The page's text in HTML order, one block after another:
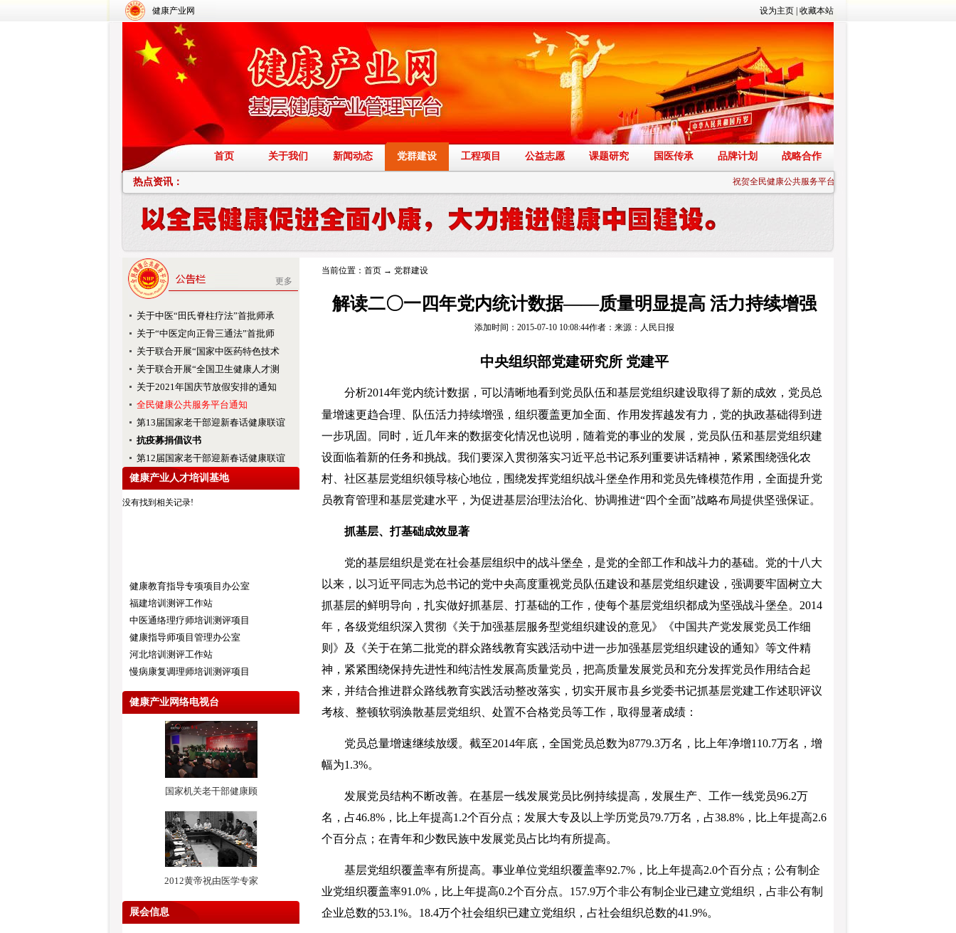
健康产业网 设为主页 收藏本站
首页 关于我们 新闻动态 党群建设 工程项目 公益志愿 课题研究 国医传承 品牌计划 战略合作
热点资讯： 祝贺全民健康公共服务平台正式上线
更多
关于中医“田氏脊柱疗法”首批师承
关于“中医定向正骨三通法”首批师
关于联合开展“国家中医药特色技术
关于联合开展“全国卫生健康人才测
关于2021年国庆节放假安排的通知
全民健康公共服务平台通知
第13届国家老干部迎新春话健康联谊
抗疫募捐倡议书
第12届国家老干部迎新春话健康联谊
健康产业人才培训基地
没有找到相关记录!
健康教育指导专项项目办公室
福建培训测评工作站
中医通络理疗师培训测评项目
健康指导师项目管理办公室
河北培训测评工作站
慢病康复调理师培训测评项目
健康产业网络电视台
国家机关老干部健康顾
2012黄帝祝由医学专家
展会信息
当前位置： 首页 → 党群建设
解读二〇一四年党内统计数据——质量明显提高 活力持续增强
添加时间：2015-07-10 10:08:44作者：来源：人民日报
中央组织部党建研究所 党建平
分析2014年党内统计数据，可以清晰地看到党员队伍和基层党组织建设取得了新的成效，党员总
量增速更趋合理、队伍活力持续增强，组织覆盖更加全面、作用发挥越发有力，党的执政基础得到进
一步巩固。同时，近几年来的数据变化情况也说明，随着党的事业的发展，党员队伍和基层党组织建
设面临着新的任务和挑战。我们要深入贯彻落实习近平总书记系列重要讲话精神，紧紧围绕强化农
村、社区基层党组织领导核心地位，围绕发挥党组织战斗堡垒作用和党员先锋模范作用，全面提升党
员教育管理和基层党建水平，为促进基层治理法治化、协调推进“四个全面”战略布局提供坚强保证。
抓基层、打基础成效显著
党的基层组织是党在社会基层组织中的战斗堡垒，是党的全部工作和战斗力的基础。党的十八大
以来，以习近平同志为总书记的党中央高度重视党员队伍建设和基层党组织建设，强调要牢固树立大
抓基层的鲜明导向，扎实做好抓基层、打基础的工作，使每个基层党组织都成为坚强战斗堡垒。2014
年，各级党组织深入贯彻《关于加强基层服务型党组织建设的意见》《中国共产党发展党员工作细
则》及《关于在第二批党的群众路线教育实践活动中进一步加强基层党组织建设的通知》等文件精
神，紧紧围绕保持先进性和纯洁性发展高质量党员，把高质量发展党员和充分发挥党员作用结合起
来，并结合推进群众路线教育实践活动整改落实，切实开展市县乡党委书记抓基层党建工作述职评议
考核、整顿软弱涣散基层党组织、处置不合格党员等工作，取得显著成绩：
党员总量增速继续放缓。截至2014年底，全国党员总数为8779.3万名，比上年净增110.7万名，增
幅为1.3%。
发展党员结构不断改善。在基层一线发展党员比例持续提高，发展生产、工作一线党员96.2万
名，占46.8%，比上年提高1.2个百分点；发展大专及以上学历党员79.7万名，占38.8%，比上年提高2.6
个百分点；在青年和少数民族中发展党员占比均有所提高。
基层党组织覆盖率有所提高。事业单位党组织覆盖率92.7%，比上年提高2.0个百分点；公有制企
业党组织覆盖率91.0%，比上年提高0.2个百分点。157.9万个非公有制企业已建立党组织，占非公有制
企业总数的53.1%。18.4万个社会组织已建立党组织，占社会组织总数的41.9%。